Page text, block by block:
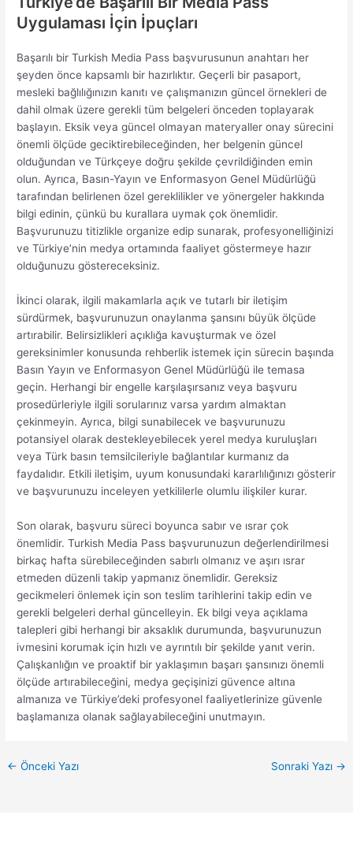
Uygulaması İçin İpuçları
Başarılı bir Turkish Media Pass başvurusunun anahtarı her
şeyden önce kapsamlı bir hazırlıktır. Geçerli bir pasaport,
mesleki bağlılığınızın kanıtı ve çalışmanızın güncel örnekleri de
dahil olmak üzere gerekli tüm belgeleri önceden toplayarak
başlayın. Eksik veya güncel olmayan materyaller onay sürecini
önemli ölçüde geciktirebileceğinden, her belgenin güncel
olduğundan ve Türkçeye doğru şekilde çevrildiğinden emin
olun. Ayrıca, Basın-Yayın ve Enformasyon Genel Müdürlüğü
tarafından belirlenen özel gereklilikler ve yönergeler hakkında
bilgi edinin, çünkü bu kurallara uymak çok önemlidir.
Başvurunuzu titizlikle organize edip sunarak, profesyonelliğinizi
ve Türkiye’nin medya ortamında faaliyet göstermeye hazır
olduğunuzu göstereceksiniz.
İkinci olarak, ilgili makamlarla açık ve tutarlı bir iletişim
sürdürmek, başvurunuzun onaylanma şansını büyük ölçüde
artırabilir. Belirsizlikleri açıklığa kavuşturmak ve özel
gereksinimler konusunda rehberlik istemek için sürecin başında
Basın Yayın ve Enformasyon Genel Müdürlüğü ile temasa
geçin. Herhangi bir engelle karşılaşırsanız veya başvuru
prosedürleriyle ilgili sorularınız varsa yardım almaktan
çekinmeyin. Ayrıca, bilgi sunabilecek ve başvurunuzu
potansiyel olarak destekleyebilecek yerel medya kuruluşları
veya Türk basın temsilcileriyle bağlantılar kurmanız da
faydalıdır. Etkili iletişim, uyum konusundaki kararlılığınızı gösterir
ve başvurunuzu inceleyen yetkililerle olumlu ilişkiler kurar.
Son olarak, başvuru süreci boyunca sabır ve ısrar çok
önemlidir. Turkish Media Pass başvurunuzun değerlendirilmesi
birkaç hafta sürebileceğinden sabırlı olmanız ve aşırı ısrar
etmeden düzenli takip yapmanız önemlidir. Gereksiz
gecikmeleri önlemek için son teslim tarihlerini takip edin ve
gerekli belgeleri derhal güncelleyin. Ek bilgi veya açıklama
talepleri gibi herhangi bir aksaklık durumunda, başvurunuzun
ivmesini korumak için hızlı ve ayrıntılı bir şekilde yanıt verin.
Çalışkanlığın ve proaktif bir yaklaşımın başarı şansınızı önemli
ölçüde artırabileceğini, medya geçişinizi güvence altına
almanıza ve Türkiye’deki profesyonel faaliyetlerinize güvenle
başlamanıza olanak sağlayabileceğini unutmayın.
← Önceki Yazı Sonraki Yazı →